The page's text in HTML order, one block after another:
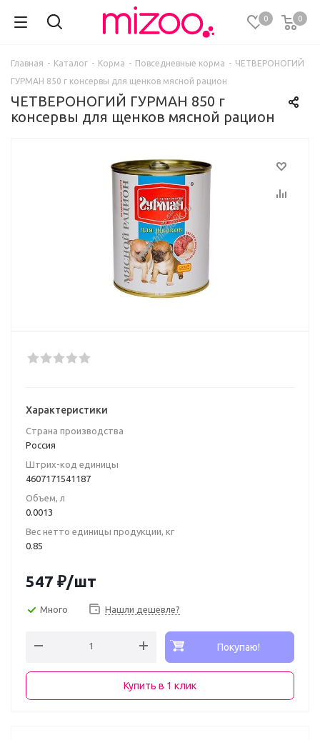
0 0
Главная - Каталог - Корма - Повседневные корма - ЧЕТВЕРОНОГИЙ
ГУРМАН 850 г консервы для щенков мясной рацион
ЧЕТВЕРОНОГИЙ ГУРМАН 850 г
консервы для щенков мясной рацион
Характеристики
Страна производства
Poccия
Штрих-код единицы
4607171541187
Объем, л
0.0013
Вес нетто единицы продукции, кг
0.85
547 ₽/шт
Много Нашли дешевле?
Покупаю!
Купить в 1 клик